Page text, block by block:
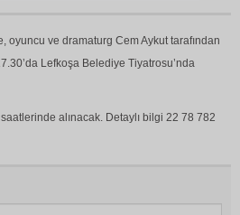
ve dramaturg Cem Aykut tarafından
Lefkoşa Belediye Tiyatrosu’nda
alınacak. Detaylı bilgi 22 78 782